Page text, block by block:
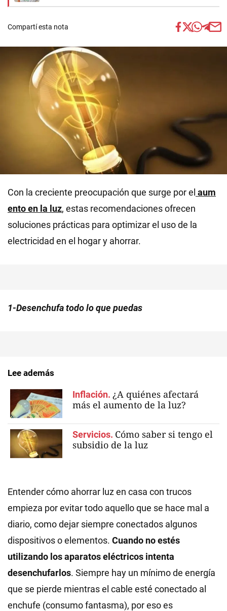
Compartí esta nota
Con la creciente preocupación que surge por el aum
ento en la luz, estas recomendaciones ofrecen
soluciones prácticas para optimizar el uso de la
electricidad en el hogar y ahorrar.
1-Desenchufa todo lo que puedas
Lee además
Inflación. ¿A quiénes afectará
más el aumento de la luz?
Servicios. Cómo saber si tengo el
subsidio de la luz
Entender cómo ahorrar luz en casa con trucos
empieza por evitar todo aquello que se hace mal a
diario, como dejar siempre conectados algunos
dispositivos o elementos. Cuando no estés
utilizando los aparatos eléctricos intenta
desenchufarlos. Siempre hay un mínimo de energía
que se pierde mientras el cable esté conectado al
enchufe (consumo fantasma), por eso es